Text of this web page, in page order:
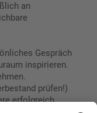
an
Gespräch
inspirieren.
prüfen!)
erfolgreich